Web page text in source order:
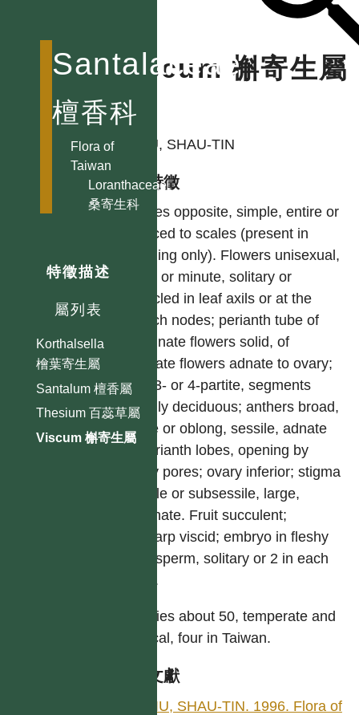
Santalaceae
檀香科
Flora of
Taiwan
Loranthaceae
桑寄生科
特徵描述
屬列表
Korthalsella
檜葉寄生屬
Santalum 檀香屬
Thesium 百蕊草屬
Viscum 槲寄生屬
Viscum 槲寄生屬
作者
CHIU, SHAU-TIN
型態特徵
Leaves opposite, simple, entire or
reduced to scales (present in
seedling only). Flowers unisexual,
small or minute, solitary or
fascicled in leaf axils or at the
branch nodes; perianth tube of
staminate flowers solid, of
pistillate flowers adnate to ovary;
limb 3- or 4-partite, segments
usually deciduous; anthers broad,
ovate or oblong, sessile, adnate
to perianth lobes, opening by
many pores; ovary inferior; stigma
sessile or subsessile, large,
pulvinate. Fruit succulent;
pericarp viscid; embryo in fleshy
endosperm, solitary or 2 in each
seed.
Species about 50, temperate and
tropical, four in Taiwan.
參考文獻
CHIU, SHAU-TIN. 1996. Flora of